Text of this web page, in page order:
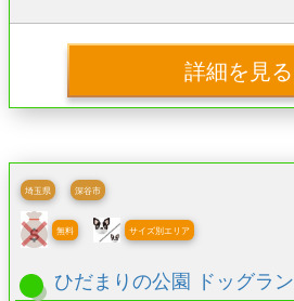
詳細を見る
埼玉県 深谷市
無料 サイズ別エリア
ひだまりの公園 ドッグラン